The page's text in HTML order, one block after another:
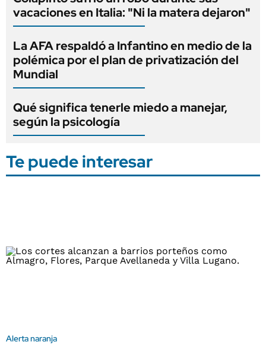
vacaciones en Italia: "Ni la matera dejaron"
La AFA respaldó a Infantino en medio de la
polémica por el plan de privatización del
Mundial
Qué significa tenerle miedo a manejar,
según la psicología
Te puede interesar
Alerta naranja